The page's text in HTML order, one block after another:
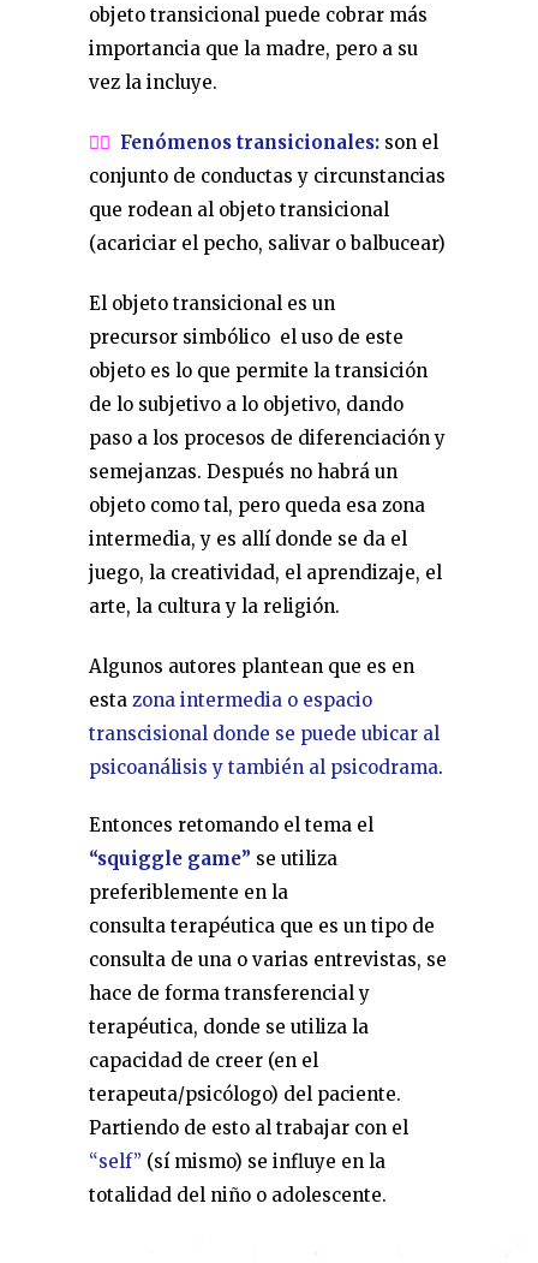
objeto transicional puede cobrar más
importancia que la madre, pero a su
vez la incluye.
👉🏼 Fenómenos transicionales: son el
conjunto de conductas y circunstancias
que rodean al objeto transicional
(acariciar el pecho, salivar o balbucear)
El objeto transicional es un
precursor simbólico el uso de este
objeto es lo que permite la transición
de lo subjetivo a lo objetivo, dando
paso a los procesos de diferenciación y
semejanzas. Después no habrá un
objeto como tal, pero queda esa zona
intermedia, y es allí donde se da el
juego, la creatividad, el aprendizaje, el
arte, la cultura y la religión.
Algunos autores plantean que es en
esta zona intermedia o espacio
transcisional donde se puede ubicar al
psicoanálisis y también al psicodrama.
Entonces retomando el tema el
“squiggle game” se utiliza
preferiblemente en la
consulta terapéutica que es un tipo de
consulta de una o varias entrevistas, se
hace de forma transferencial y
terapéutica, donde se utiliza la
capacidad de creer (en el
terapeuta/psicólogo) del paciente.
Partiendo de esto al trabajar con el
“self” (sí mismo) se influye en la
totalidad del niño o adolescente.